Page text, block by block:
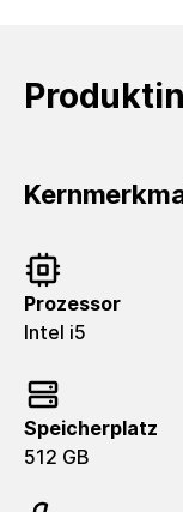
Prozessor
Intel i5
Speicherplatz
512 GB